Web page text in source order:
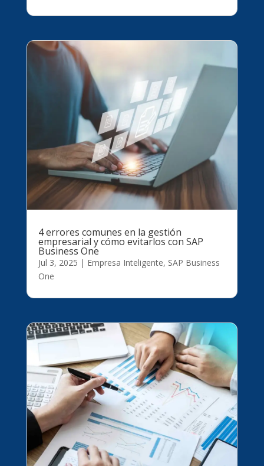
4 errores comunes en la gestión
empresarial y cómo evitarlos con SAP
Business One
Jul 3, 2025 | Empresa Inteligente, SAP Business
One